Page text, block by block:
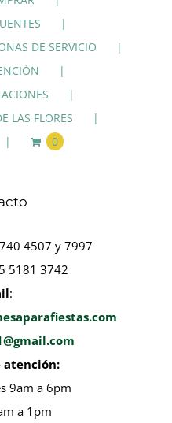
DE SERVICIO
LAS FLORES
0
4507 y 7997
5181 3742
:
atención:
9am a 6pm
a 1pm